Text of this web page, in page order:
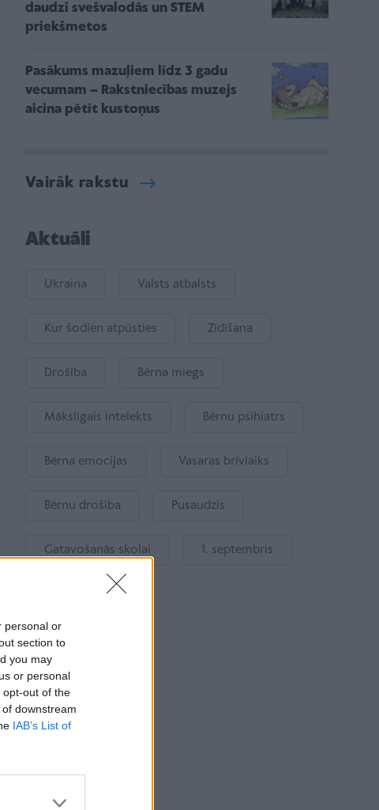
personal or
section to
you may
or personal
opt-out of the
downstream
IAB’s List of
daudzi svešvalodās un STEM
priekšmetos
Pasākums mazuļiem līdz 3 gadu
vecumam – Rakstniecības muzejs
aicina pētīt kustoņus
Vairāk rakstu
Aktuāli
Ukraina Valsts atbalsts
Kur šodien atpūsties Zīdīšana
Drošība Bērna miegs
Mākslīgais intelekts Bērnu psihiatrs
Bērna emocijas Vasaras brīvlaiks
Bērnu drošība Pusaudzis
Gatavošanās skolai 1. septembris